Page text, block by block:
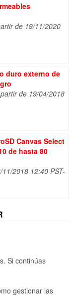
de 19/11/2020
duro externo de
de 19/04/2018
Canvas Select
de hasta 80
2018 12:40 PST-
Si continúas
gestionar las